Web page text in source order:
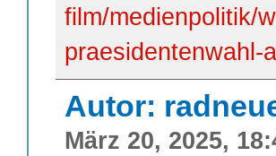
film/medienpolitik/
praesidentenwahl-
Autor:
März 20, 2025,